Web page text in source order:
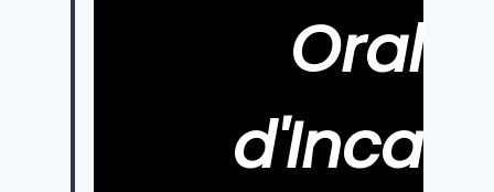
Oral
d'Inca